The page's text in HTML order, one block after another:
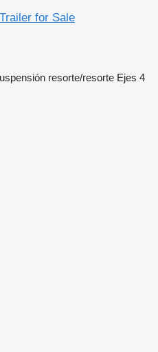
for Sale
resorte/resorte Ejes 4